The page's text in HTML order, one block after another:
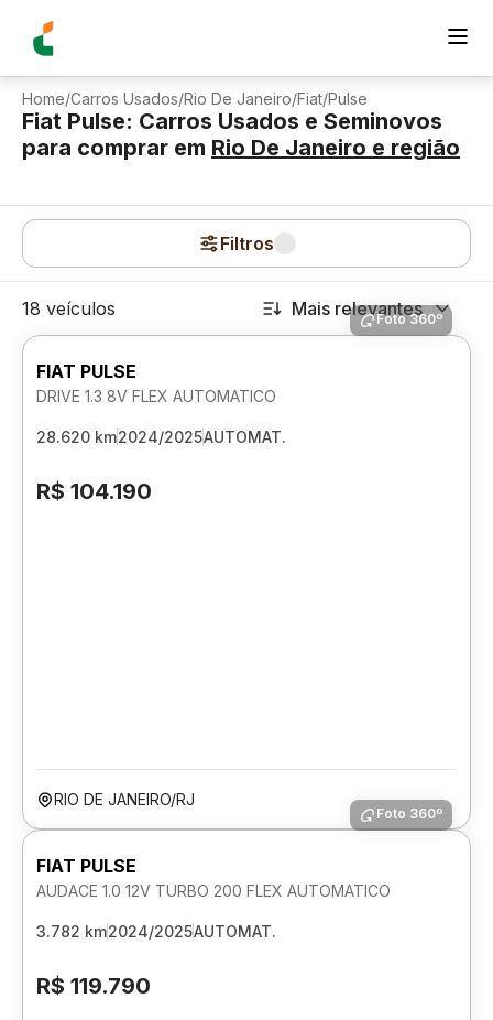
Home/Carros Usados/Rio De Janeiro/Fiat/Pulse
Fiat Pulse: Carros Usados e Seminovos
para comprar em Rio De Janeiro e região
Filtros
18 veículos Mais relevantes
Foto 360º
FIAT PULSE
DRIVE 1.3 8V FLEX AUTOMATICO
28.620 km2024/2025AUTOMAT.
R$ 104.190
RIO DE JANEIRO/RJ
Foto 360º
FIAT PULSE
AUDACE 1.0 12V TURBO 200 FLEX AUTOMATICO
3.782 km2024/2025AUTOMAT.
R$ 119.790